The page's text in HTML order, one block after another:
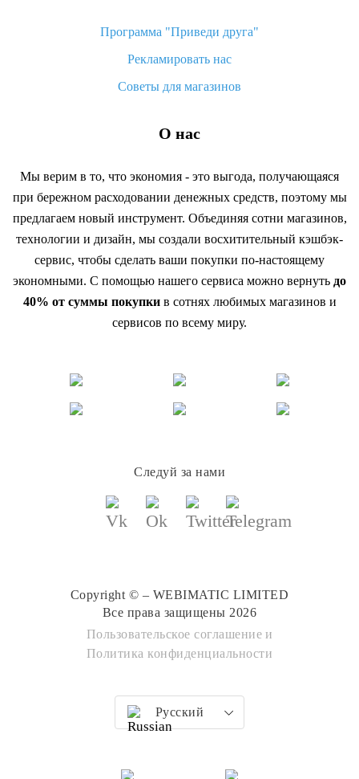
Программа "Приведи друга"
Рекламировать нас
Советы для магазинов
О нас
Мы верим в то, что экономия - это выгода, получающаяся
при бережном расходовании денежных средств, поэтому мы
предлагаем новый инструмент. Объединяя сотни магазинов,
технологии и дизайн, мы создали восхитительный кэшбэк-
сервис, чтобы сделать ваши покупки по-настоящему
экономными. С помощью нашего сервиса можно вернуть до
40% от суммы покупкив сотнях любимых магазинов и
сервисов по всему миру.
Следуй за нами
Copyright © – WEBIMATIC LIMITED
Все права защищены 2026
Пользовательское соглашение и
Политика конфиденциальности
Русский